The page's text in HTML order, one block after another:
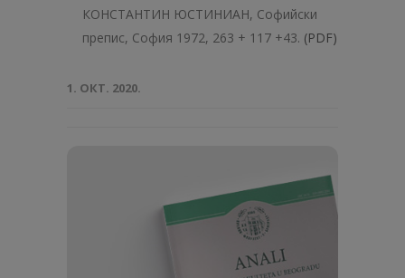
КОНСТАНТИН ЮСТИНИАН, Софийски
препис, София 1972, 263 + 117 +43. (PDF)
1. ОКТ. 2020.